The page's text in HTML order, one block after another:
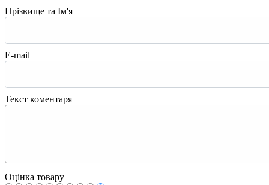
Прізвище та Ім'я
E-mail
Текст коментаря
Оцінка товару